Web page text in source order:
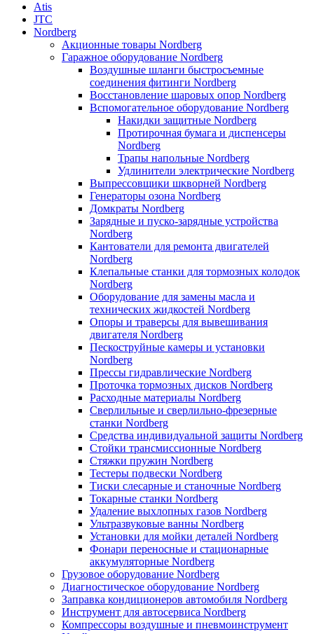
Atis
JTC
Nordberg
Акционные товары Nordberg
Гаражное оборудование Nordberg
Воздушные шланги быстросъемные
соединения фитинги Nordberg
Восстановление шаровых опор Nordberg
Вспомогательное оборудование Nordberg
Накидки защитные Nordberg
Протирочная бумага и диспенсеры
Nordberg
Трапы напольные Nordberg
Удлинители электрические Nordberg
Выпрессовщики шкворней Nordberg
Генераторы озона Nordberg
Домкраты Nordberg
Зарядные и пуско-зарядные устройства
Nordberg
Кантователи для ремонта двигателей
Nordberg
Клепальные станки для тормозных колодок
Nordberg
Оборудование для замены масла и
технических жидкостей Nordberg
Опоры и траверсы для вывешивания
двигателя Nordberg
Пескоструйные камеры и установки
Nordberg
Прессы гидравлические Nordberg
Проточка тормозных дисков Nordberg
Расходные материалы Nordberg
Сверлильные и сверлильно-фрезерные
станки Nordberg
Средства индивидуальной защиты Nordberg
Стойки трансмиссионные Nordberg
Стяжки пружин Nordberg
Тестеры подвески Nordberg
Тиски слесарные и станочные Nordberg
Токарные станки Nordberg
Удаление выхлопных газов Nordberg
Ультразвуковые ванны Nordberg
Установки для мойки деталей Nordberg
Фонари переносные и стационарные
аккумуляторные Nordberg
Грузовое оборудование Nordberg
Диагностическое оборудование Nordberg
Заправка кондиционеров автомобиля Nordberg
Инструмент для автосервиса Nordberg
Компрессоры воздушные и пневмоинструмент